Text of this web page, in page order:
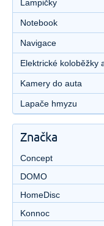
Lampičky
Notebook
Navigace
Elektrické koloběžky
Kamery do auta
Lapače hmyzu
Značka
Concept
DOMO
HomeDisc
Konnoc